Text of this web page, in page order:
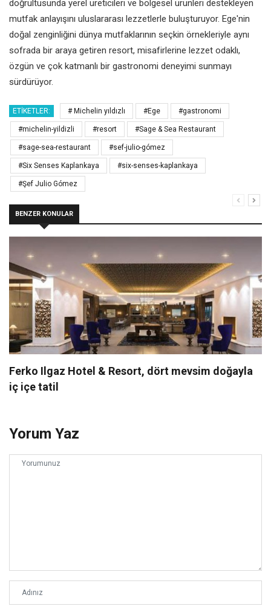
doğrultusunda yerel üreticileri ve bölgesel ürünleri destekleyen
mutfak anlayışını uluslararası lezzetlerle buluşturuyor. Ege'nin
doğal zenginliğini dünya mutfaklarının seçkin örnekleriyle aynı
sofrada bir araya getiren resort, misafirlerine lezzet odaklı,
özgün ve çok katmanlı bir gastronomi deneyimi sunmayı
sürdürüyor.
ETIKETLER: # Michelin yıldızlı #Ege #gastronomi
#michelin-yildizli #resort #Sage & Sea Restaurant
#sage-sea-restaurant #sef-julio-gómez
#Six Senses Kaplankaya #six-senses-kaplankaya
#Şef Julio Gómez
BENZER KONULAR
Ferko Ilgaz Hotel & Resort, dört mevsim doğayla
iç içe tatil
Yorum Yaz